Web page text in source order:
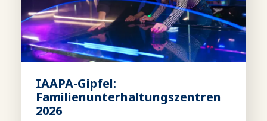
IAAPA-Gipfel:
Familienunterhaltungszentren
2026